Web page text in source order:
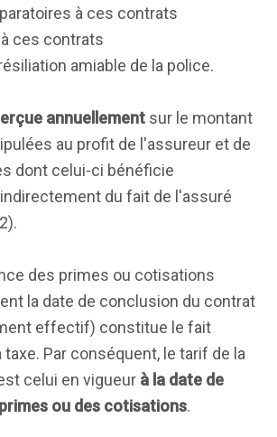
à ces contrats
ces contrats
amiable de la police.
annuellement sur le montant
au profit de l'assureur et de
dont celui-ci bénéficie
du fait de l'assuré
des primes ou cotisations
la date de conclusion du contrat
effectif) constitue le fait
taxe. Par conséquent, le tarif de la
celui en vigueur à la date de
ou des cotisations.